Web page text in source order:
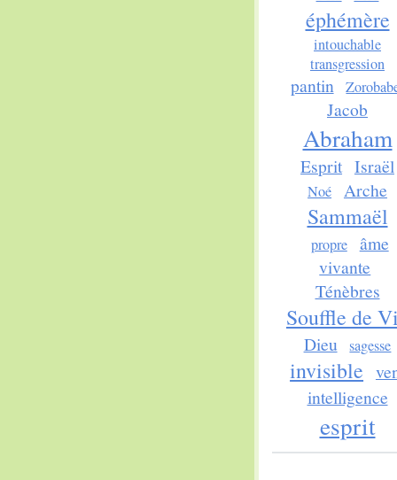
éphémère
intouchable
transgression
pantin
Jacob
Abraham
Esprit Israël
Noé Arche
Sammaël
propre
âme
vivante
Ténèbres
Souffle de
Dieu sagesse
invisible
intelligence
esprit